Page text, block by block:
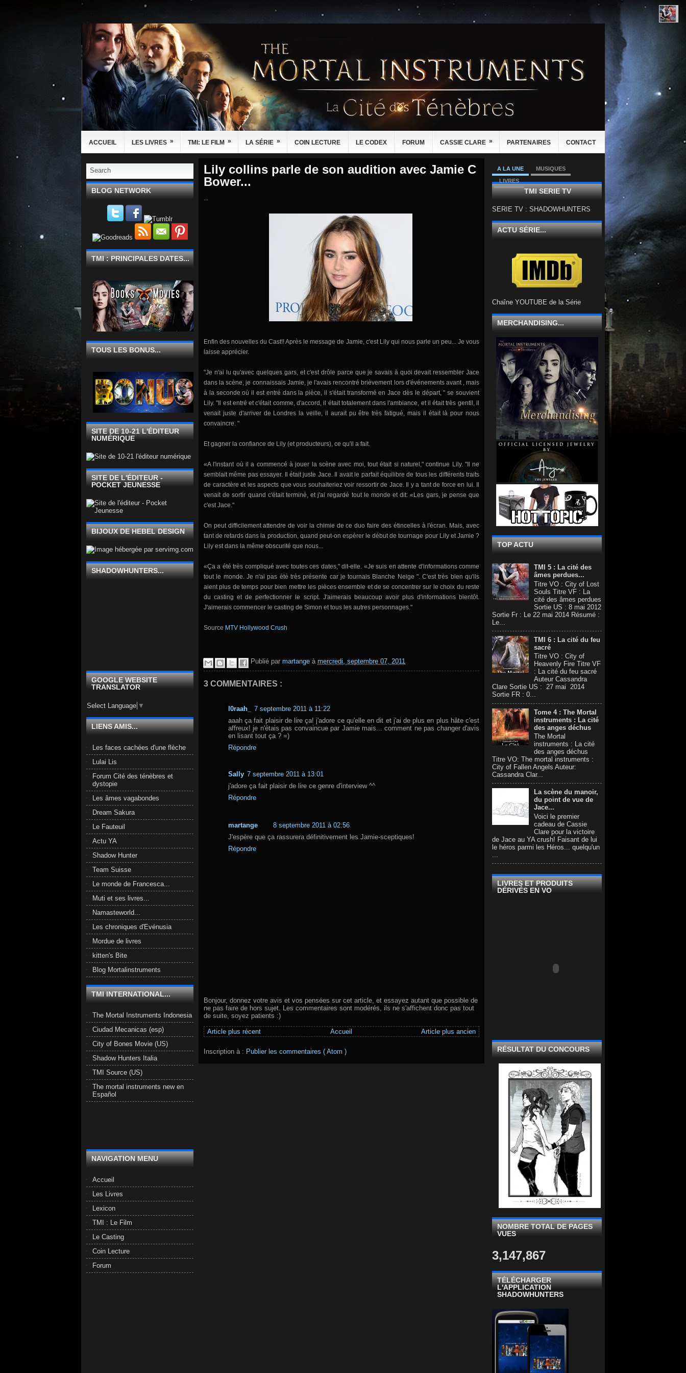
ACCUEIL LES LIVRES » TMI: LE FILM » LA SÉRIE » COIN LECTURE LE CODEX FORUM CASSIE CLARE » PARTENAIRES CONTACT
BLOG NETWORK
TMI : PRINCIPALES DATES...
TOUS LES BONUS...
SITE DE 10-21 L'ÉDITEUR
NUMÉRIQUE
SITE DE L'ÉDITEUR -
POCKET JEUNESSE
BIJOUX DE HEBEL DESIGN
SHADOWHUNTERS...
GOOGLE WEBSITE
TRANSLATOR
Select Language ▼
LIENS AMIS...
Les faces cachées d'une flèche
Lulai Lis
Forum Cité des ténèbres et
dystopie
Les âmes vagabondes
Dream Sakura
Le Fauteuil
Actu YA
Shadow Hunter
Team Suisse
Le monde de Francesca...
Muti et ses livres...
Namasteworld...
Les chroniques d'Evénusia
Mordue de livres
kitten's Bite
Blog Mortalinstruments
TMI INTERNATIONAL...
The Mortal Instruments Indonesia
Ciudad Mecanicas (esp)
City of Bones Movie (US)
Shadow Hunters Italia
TMI Source (US)
The mortal instruments new en
Español
NAVIGATION MENU
Accueil
Les Livres
Lexicon
TMI : Le Film
Le Casting
Coin Lecture
Forum
Lily collins parle de son audition avec Jamie C
Bower...
...
Enfin des nouvelles du Cast!! Après le message de Jamie, c'est Lily qui nous parle un peu... Je vous
laisse apprécier.
"Je n'ai lu qu'avec quelques gars, et c'est drôle parce que je savais à quoi devait ressembler Jace
dans la scène, je connaissais Jamie, je l'avais rencontré brièvement lors d'événements avant , mais
à la seconde où il est entré dans la pièce, il s'était transformé enJace dès le départ, " se souvient
Lily. " est entré et c'était comme, d'accord , il était totalement dans l'ambiance, et il était très gentil , il
venait juste d'arriver de Londres la veille, il aurait pu être très fatigué, mais il était là pour nous
convaincre. "
Et gagner la confiance de Lily (et producteurs), ce qu'il a fait.
«A l'instant où il a commencé à jouer la scène avec moi, tout était si naturel ," continue Lily. "Il ne
semblait même pas essayer. Il était juste Jace. Il avait le parfait équilibre de tous les différents traits
de caractère et les aspects que vous souhaiteriezvoir ressortir de Jace. Il y a tant de force en lui.
venaitde sortir quand c'était terminé, et j'ai regardé tout le monde et dit: « Les gars, je pense que
c'est Jace."
On peut difficilement attendre de voir la chimie de ce duofaire des étincelles à l'écran. Mais, avec
tant de retards dans la production, quand peut-on espérer le début de tournage pour Lily et Jamie ?
Lily est dans la même obscurité que nous...
«Ça a été très compliqué avec toutes ces dates," dit-elle. «Je suis en attente d'informations comme
tout le monde. Je n'ai pas été très présente car je tournais Blanche Neige ". C'est très bienqu'ils
aient plus de temps pour bien mettre les pièces ensemble et de se concentrer sur le choix du reste
du casting et deperfectionner le script. J'aimerais beaucoup avoir plus d'informations bientôt.
J'aimerais commencer le casting de Simon et tous les autres personnages."
Source MTV Hollywood Crush
Publié par martange à mercredi, septembre 07, 2011
3 COMMENTAIRES :
l0raah_
7 septembre 2011 à 11:22
aaah ça fait plaisir de lire ça! j'adore ce qu'elle en dit et j'ai de plus en plus hâte c'est
affreux! je n'étais pas convaincue par Jamie mais... comment ne pas changer d'avis
en lisant tout ça ? =)
Répondre
Sally 7 septembre 2011 à 13:01
j'adore ça fait plaisir de lire ce genre d'interview ^^
Répondre
martange
8 septembre 2011 à 02:56
J'espère que ça rassurera définitivement les Jamie-sceptiques!
Répondre
Bonjour, donnez votre avis et vos pensées sur cet article, et essayez autant que possible de
ne pas faire de hors sujet. Les commentaires sont modérés, ils ne s'affichent donc pas tout
de suite, soyez patients :)
Article plus récent Article plus ancien
Accueil
Inscription à : Publier les commentaires ( Atom )
A LA UNE
MUSIQUES
LIVRES
TMI SERIE TV
SERIE TV : SHADOWHUNTERS
ACTU SÉRIE...
Chaîne YOUTUBE de la Série
MERCHANDISING...
TOP ACTU
TMI 5 : La cité des
âmes perdues...
Titre VO : City of Lost
Souls Titre VF : La
cité des âmes perdues
Sortie US : 8 mai 2012
Sortie Fr : Le 22 mai 2014 Résumé :
Le...
TMI 6 : La cité du feu
sacré
Titre VO : City of
Heavenly Fire Titre VF
: La cité du feu sacré
Auteur Cassandra
Clare Sortie US : 27 mai 2014
Sortie FR : 0...
Tome 4 : The Mortal
instruments : La cité
des anges déchus
The Mortal
instruments : La cité
des anges déchus
Titre VO: The mortal instruments :
City of Fallen Angels Auteur:
Cassandra Clar...
La scène du manoir,
du point de vue de
Jace...
Voici le premier
cadeau de Cassie
Clare pour la victoire
de Jace au YA crush! Faisant de lui
le héros parmi les Héros... quelqu'un
...
LIVRES ET PRODUITS
DÉRIVÉS EN VO
RÉSULTAT DU CONCOURS
NOMBRE TOTAL DE PAGES
VUES
3,147,867
TÉLÉCHARGER
L'APPLICATION
SHADOWHUNTERS